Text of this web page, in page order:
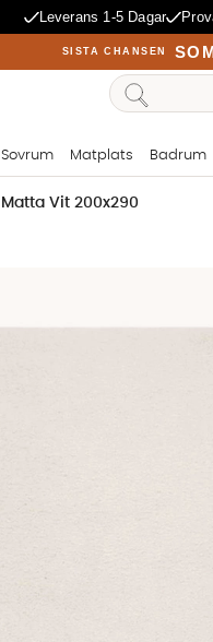
Leverans 1-5 Dagar
SISTA CHANSEN
Sovrum Matplats Badrum
Matta Vit 200x290